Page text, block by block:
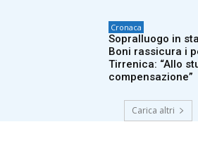
Cronaca
Sopralluogo in
Boni rassicura i
Tirrenica: “Allo
compensazione”
Carica altri